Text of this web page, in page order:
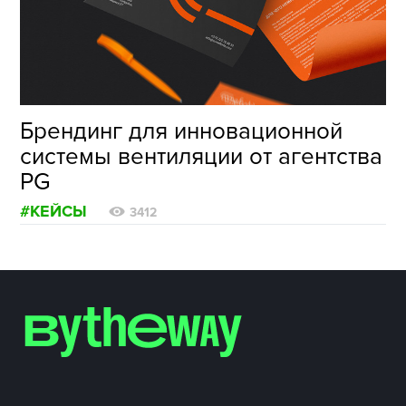
Брендинг для инновационной
системы вентиляции от агентства
PG
#КЕЙСЫ 3412
ФОТОГРАФИЯ
ТИПОГРАФИКА
ИСТОРИИ БРЕНДОВ
О ПРОЕКТЕ